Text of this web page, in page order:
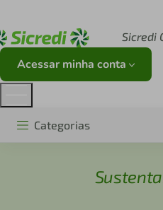
Sicredi
Acessar minha conta
Categorias